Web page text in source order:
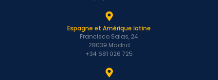
Espagne et Amérique latine
Francisco Salas, 24
28039 Madrid
+34 681 026 725